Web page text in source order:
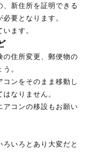
新住所を証明できる
要となります。
ます。
の住所変更、郵便物の
。
ンをそのまま移動し
なりません。
アコンの移設もお願い
いろとあり大変だと